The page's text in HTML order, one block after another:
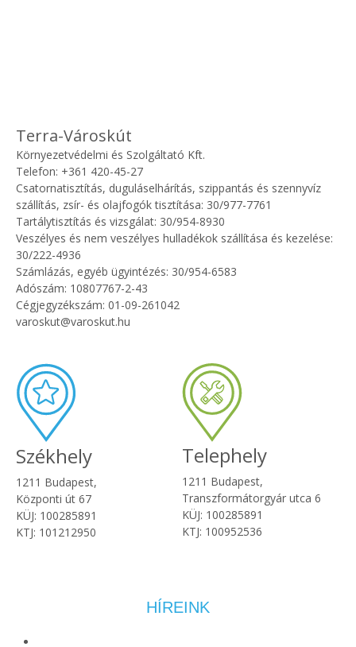
Terra-Városkút
Környezetvédelmi és Szolgáltató Kft.
Telefon: +361 420-45-27
Csatornatisztítás, duguláselhárítás, szippantás és szennyvíz
szállítás, zsír- és olajfogók tisztítása: 30/977-7761
Tartálytisztítás és vizsgálat: 30/954-8930
Veszélyes és nem veszélyes hulladékok szállítása és kezelése:
30/222-4936
Számlázás, egyéb ügyintézés: 30/954-6583
Adószám: 10807767-2-43
Cégjegyzékszám: 01-09-261042
varoskut@varoskut.hu
Székhely
1211 Budapest,
Központi út 67
KÜJ: 100285891
KTJ: 101212950
Telephely
1211 Budapest,
Transzformátorgyár utca 6
KÜJ: 100285891
KTJ: 100952536
HÍREINK